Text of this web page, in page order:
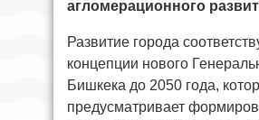
агломерационного
Развитие города
концепции нового
Бишкека до 2050 года,
предусматривает